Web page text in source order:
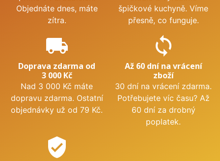
Objednáte dnes, máte
zítra.
špičkové kuchyně. Víme
přesně, co funguje.
local_shipping
Doprava zdarma od
3 000 Kč
Nad 3 000 Kč máte
dopravu zdarma. Ostatní
objednávky už od 79 Kč.
sync
Až 60 dní na vrácení
zboží
30 dní na vrácení zdarma.
Potřebujete víc času? Až
60 dní za drobný
poplatek.
verified_user